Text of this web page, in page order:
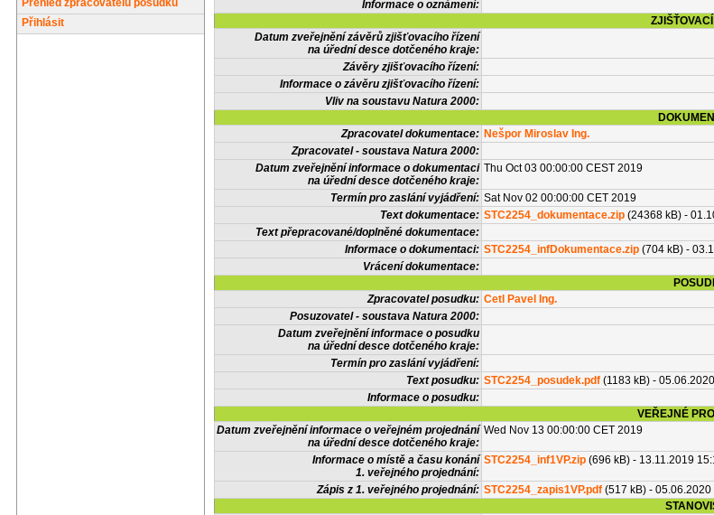
Přehled zpracovatelů posudků
Přihlásit
Informace o oznámení:
ZJIŠŤOVACÍ
Datum zveřejnění závěrů zjišťovacího řízení
na úřední desce dotčeného kraje:
Závěry zjišťovacího řízení:
Informace o závěru zjišťovacího řízení:
Vliv na soustavu Natura 2000:
Zpracovatel dokumentace: Nešpor Miroslav Ing.
Zpracovatel - soustava Natura 2000:
Datum zveřejnění informace o dokumentaci
na úřední desce dotčeného kraje:
Thu Oct 03 00:00:00 CEST 2019
Termín pro zaslání vyjádření: Sat Nov 02 00:00:00 CET 2019
Text dokumentace: STC2254_dokumentace.zip (24368 kB) -
Text přepracované/doplněné dokumentace:
Informace o dokumentaci: STC2254_infDokumentace.zip (704 kB) -
Vrácení dokumentace:
Zpracovatel posudku: Cetl Pavel Ing.
Posuzovatel - soustava Natura 2000:
Datum zveřejnění informace o posudku
na úřední desce dotčeného kraje:
Termín pro zaslání vyjádření:
Text posudku: STC2254_posudek.pdf (1183 kB) -
Informace o posudku:
VEŘEJNÉ
Datum zveřejnění informace o veřejném projednání
na úřední desce dotčeného kraje:
Wed Nov 13 00:00:00 CET 2019
Informace o místě a času konání
1. veřejného projednání:
STC2254_inf1VP.zip (696 kB) - 13.11.2019
Zápis z 1. veřejného projednání: STC2254_zapis1VP.pdf (517 kB) - 05.06.2020